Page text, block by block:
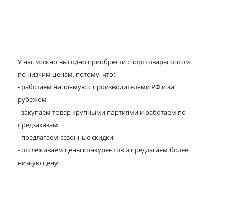
У нас можно выгодно приобрести спорттовары оптом
по низким ценам, потому, что:
- работаем напрямую с производителями РФ и за
рубежом
- закупаем товар крупными партиями и работаем по
предзаказам
- предлагаем сезонные скидки
- отслеживаем цены конкурентов и предлагаем более
низкую цену